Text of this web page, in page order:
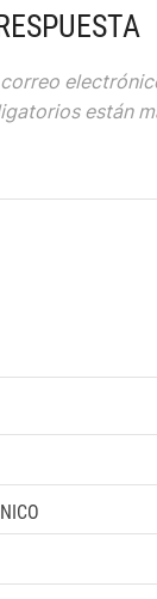
están